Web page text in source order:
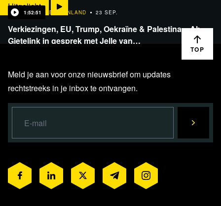
Uitgelicht
1:52:51 BINNENLAND 23 SEP.
Verkiezingen, EU, Trump, Oekraïne & Palestina – Ab
Gietelink in gesprek met Jelle van…
TOP
Meld je aan voor onze nieuwsbrief om updates
rechtstreeks in je inbox te ontvangen.